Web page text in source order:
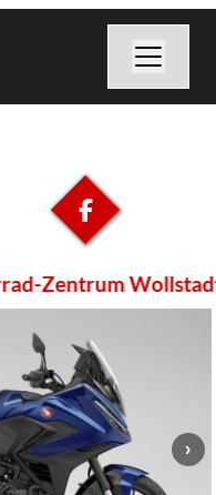
Zentrum Wollstadt